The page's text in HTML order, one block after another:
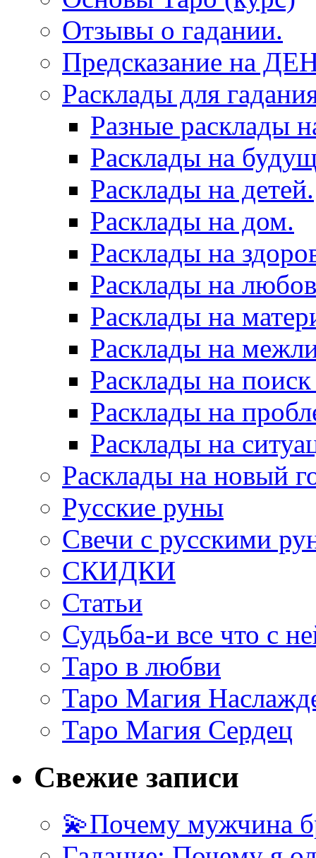
Отзывы о гадании.
Предсказание на
Расклады для
Разные расклады
Расклады на
Расклады на детей.
Расклады на дом.
Расклады на
Расклады на
Расклады на
Расклады на
Расклады на
Расклады на
Расклады на
Расклады на новый
Русские руны
Свечи с русскими
СКИДКИ
Статьи
Судьба-и все что с
Таро в любви
Таро Магия
Таро Магия Сердец
Свежие записи
💫Почему мужчина